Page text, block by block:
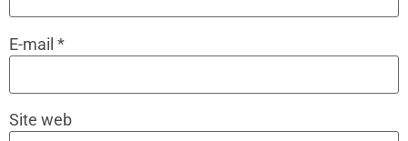
E-mail *
Site web